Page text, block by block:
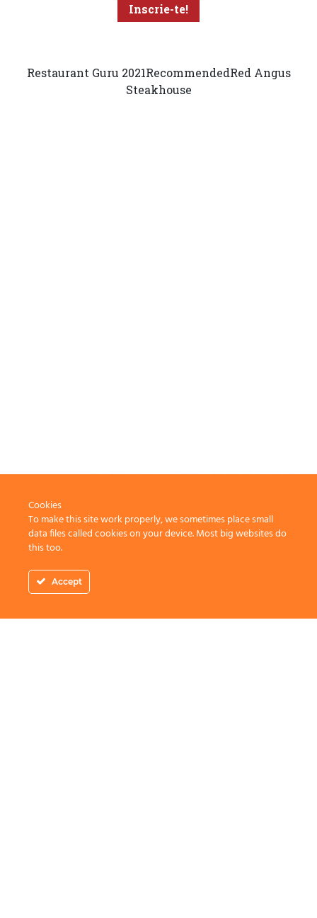
Restaurant Guru 2021RecommendedRed Angus
Steakhouse
Cookies
To make this site work properly, we sometimes place small
data files called cookies on your device. Most big websites do
this too.
Accept